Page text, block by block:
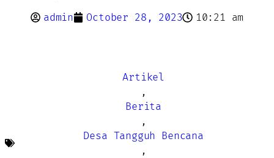
admin October 28, 2023 10:21 am
Artikel
,
Berita
,
Desa Tangguh Bencana
,